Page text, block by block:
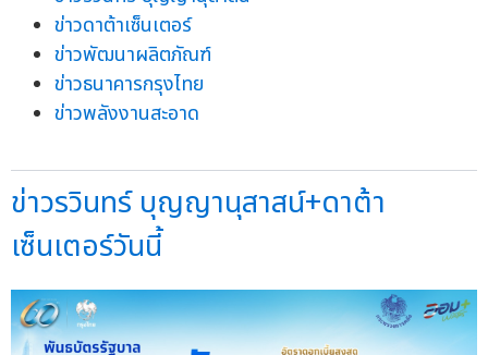
ข่าวดาต้าเซ็นเตอร์
ข่าวพัฒนาผลิตภัณฑ์
ข่าวธนาคารกรุงไทย
ข่าวพลังงานสะอาด
ข่าวรวินทร์ บุญญานุสาสน์+ดาต้า
เซ็นเตอร์วันนี้